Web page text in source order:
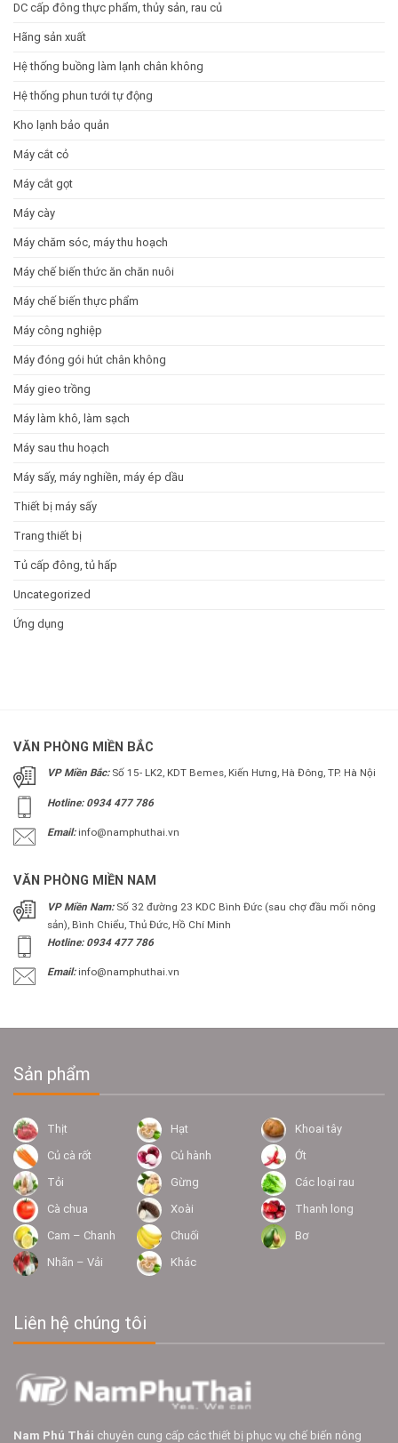
DC cấp đông thực phẩm, thủy sản, rau củ
Hãng sản xuất
Hệ thống buồng làm lạnh chân không
Hệ thống phun tưới tự động
Kho lạnh bảo quản
Máy cắt cỏ
Máy cắt gọt
Máy cày
Máy chăm sóc, máy thu hoạch
Máy chế biến thức ăn chăn nuôi
Máy chế biến thực phẩm
Máy công nghiệp
Máy đóng gói hút chân không
Máy gieo trồng
Máy làm khô, làm sạch
Máy sau thu hoạch
Máy sấy, máy nghiền, máy ép dầu
Thiết bị máy sấy
Trang thiết bị
Tủ cấp đông, tủ hấp
Uncategorized
Ứng dụng
VĂN PHÒNG MIỀN BẮC
VP Miền Bắc:Số 15- LK2, KDT Bemes, Kiến Hưng, Hà Đông, TP. Hà Nội
Hotline: 0934 477 786
Email: info@namphuthai.vn
VĂN PHÒNG MIỀN NAM
VP Miền Nam:Số 32 đường 23 KDC Bình Đức (sau chợ đầu mối nông
sản), Bình Chiểu, Thủ Đức, Hồ Chí Minh
Hotline: 0934 477 786
Email:info@namphuthai.vn
Sản phẩm
Thịt Hạt
Khoai tây
Củ cà rốt
Củ hành
Ớt
Tỏi
Gừng
Các loại rau
Cà chua
Xoài
Thanh long
Cam – Chanh
Chuối
Bơ
Nhãn – Vải
Khác
Liên hệ chúng tôi
Nam Phú Thái chuyên cung cấp các thiết bị phục vụ chế biến nông